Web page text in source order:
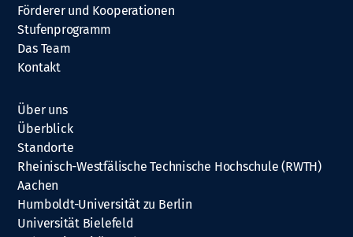
Förderer und Kooperationen
Stufenprogramm
Das Team
Kontakt
Über uns
Überblick
Standorte
Rheinisch-Westfälische Technische Hochschule (RWTH)
Aachen
Humboldt-Universität zu Berlin
Universität Bielefeld